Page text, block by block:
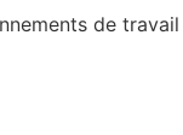
de travail